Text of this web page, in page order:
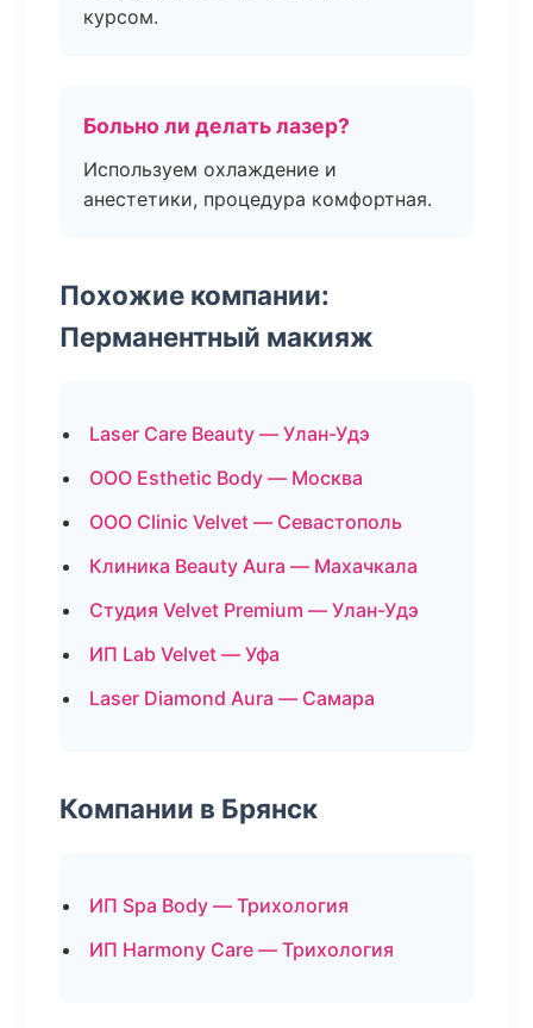
курсом.
Больно ли делать лазер?
Используем охлаждение и
анестетики, процедура комфортная.
Похожие компании:
Перманентный макияж
Laser Care Beauty — Улан-Удэ
ООО Esthetic Body — Москва
ООО Clinic Velvet — Севастополь
Клиника Beauty Aura — Махачкала
Студия Velvet Premium — Улан-Удэ
ИП Lab Velvet — Уфа
Laser Diamond Aura — Самара
Компании в Брянск
ИП Spa Body — Трихология
ИП Harmony Care — Трихология